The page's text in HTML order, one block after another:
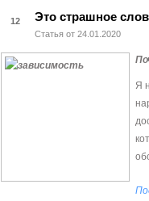
12 Это страшное
Статья от 24.01.2020
Я